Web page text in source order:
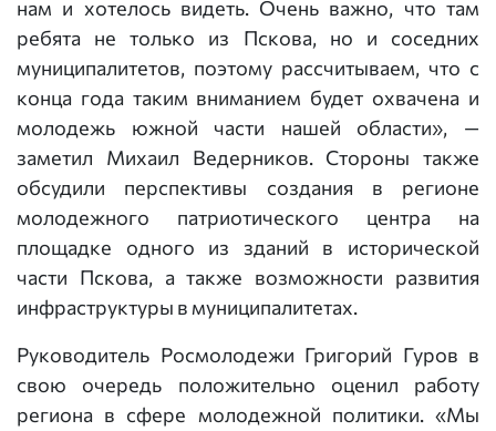
нам и хотелось видеть. Очень важно, что там
ребята не только из Пскова, но и соседних
муниципалитетов, поэтому рассчитываем, что с
конца года таким вниманием будет охвачена и
молодежь южной части нашей области», —
заметил Михаил Ведерников. Стороны также
обсудили перспективы создания в регионе
молодежного патриотического центра на
площадке одного из зданий в исторической
части Пскова, а также возможности развития
инфраструктуры в муниципалитетах.
Руководитель Росмолодежи Григорий Гуров в
свою очередь положительно оценил работу
региона в сфере молодежной политики. «Мы